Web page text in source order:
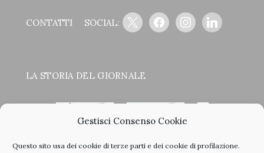
Gestisci Consenso Cookie
Questo sito usa dei cookie di terze parti e dei cookie di profilazione.
CONTATTI SOCIAL:
x facebookinstagramlinkedin
LA STORIA DEL GIORNALE